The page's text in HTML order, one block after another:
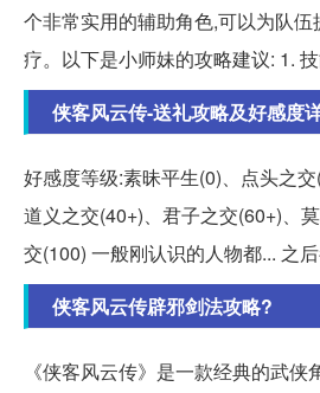
个非常实用的辅助角色,可以为队
疗。以下是小师妹的攻略建议: 1. 技
侠客风云传-送礼攻略及好感度
好感度等级:素昧平生(0)、点头之交
道义之交(40+)、君子之交(60+)、
交(100) 一般刚认识的人物都... 之后
侠客风云传辟邪剑法攻略?
《侠客风云传》是一款经典的武